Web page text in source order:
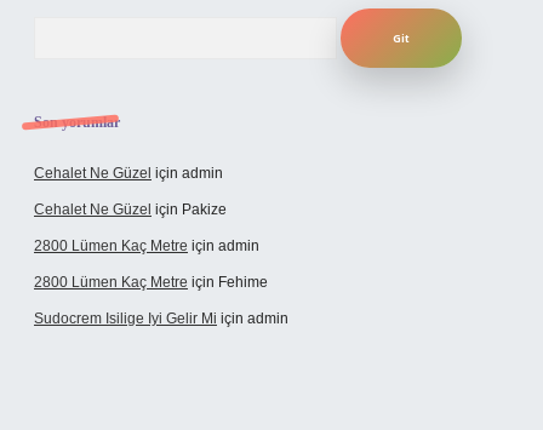
Son yorumlar
Cehalet Ne Güzel için admin
Cehalet Ne Güzel için Pakize
2800 Lümen Kaç Metre için admin
2800 Lümen Kaç Metre için Fehime
Sudocrem Isilige Iyi Gelir Mi için admin